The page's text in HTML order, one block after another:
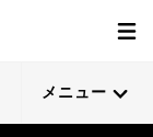
メニュー
77
34